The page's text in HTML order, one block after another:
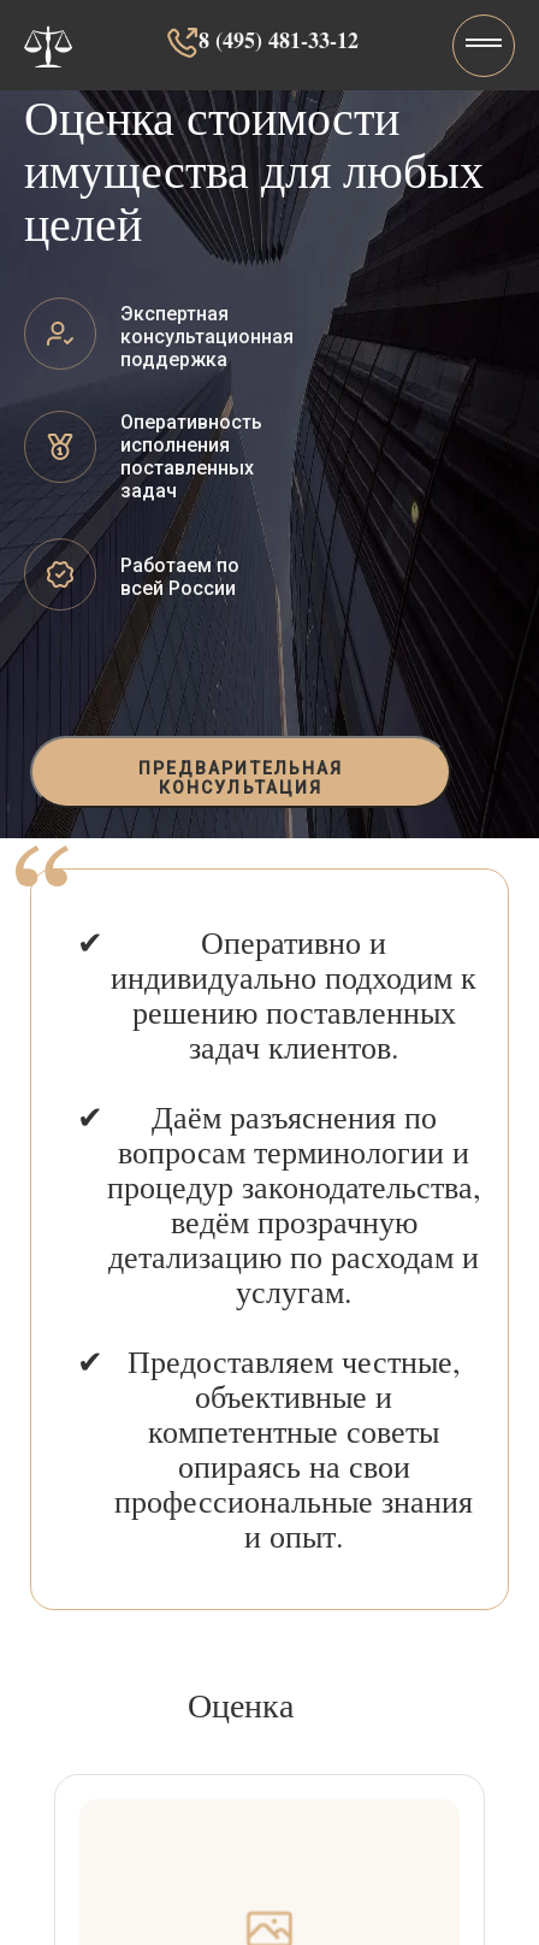
8 (495) 481-33-12‬‬
Оценка стоимости
имущества для любых
целей
Экспертная
консультационная
поддержка
Оперативность
исполнения
поставленных
задач
Работаем по
всей России
ПРЕДВАРИТЕЛЬНАЯ
КОНСУЛЬТАЦИЯ
Оперативно и
индивидуально подходим к
решению поставленных
задач клиентов.
Даём разъяснения по
вопросам терминологии и
процедур законодательства,
ведём прозрачную
детализацию по расходам и
услугам.
Предоставляем честные,
объективные и
компетентные советы
опираясь на свои
профессиональные знания
и опыт.
Оценка